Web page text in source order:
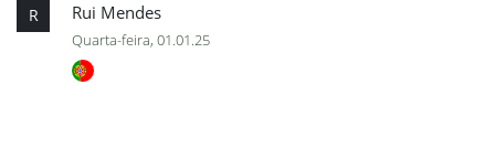
R Rui Mendes
Quarta-feira, 01.01.25